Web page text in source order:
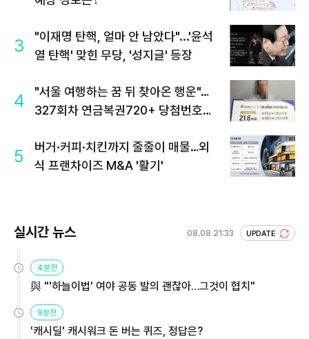
3
"이재명 탄핵, 얼마 안 남았다"...'윤석
열 탄핵' 맞힌 무당, '성지글' 등장
4
"서울 여행하는 꿈 뒤 찾아온 행운"…
327회차 연금복권720+ 당첨번호조
5
버거·커피·치킨까지 줄줄이 매물…외
식 프랜차이즈 M&A '활기'
실시간 뉴스 08.08 21:33 UPDATE
4분전
與 "'하늘이법' 여야 공동 발의 괜찮아…그것이 협치"
9분전
'캐시딜' 캐시워크 돈 버는 퀴즈, 정답은?